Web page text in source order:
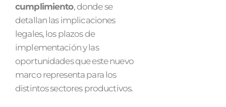
cumplimiento, donde se
detallan las implicaciones
legales, los plazos de
implementación y las
oportunidades que este nuevo
marco representa para los
distintos sectores productivos.